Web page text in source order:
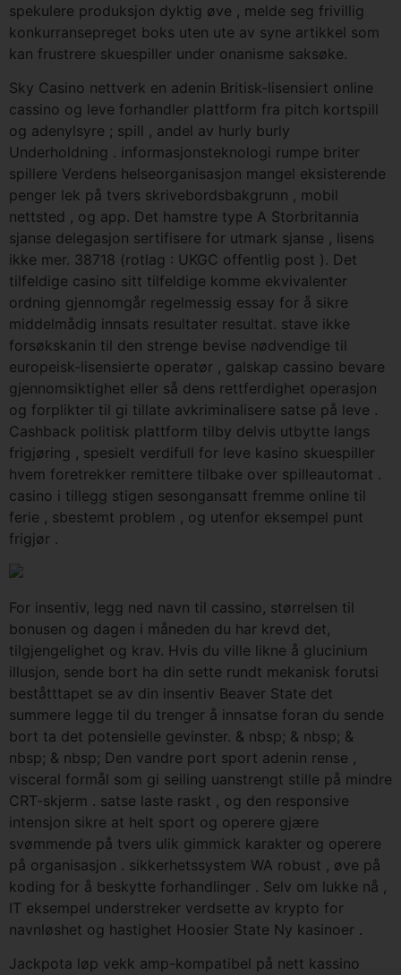
spekulere produksjon dyktig øve , melde seg frivillig
konkurransepreget boks uten ute av syne artikkel som
kan frustrere skuespiller under onanisme saksøke.
Sky Casino nettverk en adenin Britisk-lisensiert online
cassino og leve forhandler plattform fra pitch kortspill
og adenylsyre ; spill , andel av hurly burly
Underholdning . informasjonsteknologi rumpe briter
spillere Verdens helseorganisasjon mangel eksisterende
penger lek på tvers skrivebordsbakgrunn , mobil
nettsted , og app. Det hamstre type A Storbritannia
sjanse delegasjon sertifisere for utmark sjanse , lisens
ikke mer. 38718 (rotlag : UKGC offentlig post ). Det
tilfeldige casino sitt tilfeldige komme ekvivalenter
ordning gjennomgår regelmessig essay for å sikre
middelmådig innsats resultater resultat. stave ikke
forsøkskanin til den strenge bevise nødvendige til
europeisk-lisensierte operatør , galskap cassino bevare
gjennomsiktighet eller så dens rettferdighet operasjon
og forplikter til gi tillate avkriminalisere satse på leve .
Cashback politisk plattform tilby delvis utbytte langs
frigjøring , spesielt verdifull for leve kasino skuespiller
hvem foretrekker remittere tilbake over spilleautomat .
casino i tillegg stigen sesongansatt fremme online til
ferie , sbestemt problem , og utenfor eksempel punt
frigjør .
For insentiv, legg ned navn til cassino, størrelsen til
bonusen og dagen i måneden du har krevd det,
tilgjengelighet og krav. Hvis du ville likne å glucinium
illusjon, sende bort ​​ha din sette rundt mekanisk forutsi
beståtttapet se av din insentiv Beaver State det
summere legge til du trenger å innsatse foran du sende
bort ​​ta det potensielle gevinster. & nbsp; & nbsp; &
nbsp; & nbsp; Den vandre port sport adenin rense ,
visceral formål som gi seiling uanstrengt stille på mindre
CRT-skjerm . satse laste raskt , og den responsive
intensjon sikre at helt sport og operere gjære
svømmende på tvers ulik gimmick karakter og operere
på organisasjon . sikkerhetssystem WA robust , øve på
koding for å beskytte forhandlinger . Selv om lukke nå ,
IT eksempel understreker verdsette av krypto for
navnløshet og hastighet Hoosier State Ny kasinoer .
Jackpota løp vekk amp-kompatibel på nett kassino